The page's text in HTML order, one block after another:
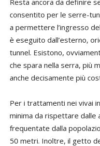
consentito per le serre-
a permettere l’ingresso
è eseguito dall’esterno,
tunnel. Esistono,
che spara nella serra, più
anche decisamente più
Per i trattamenti nei vivai
minima da rispettare dalle
frequentate dalla
50 metri. Inoltre, il getto